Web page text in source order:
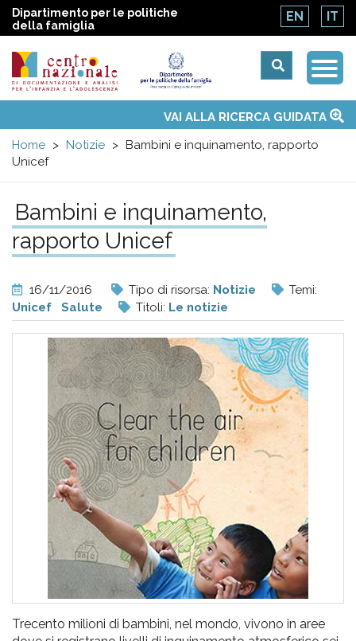
Dipartimento per le politiche
della famiglia
EN IT
Centro
nazionale
di
Documentazione
e
analisi
pr
l'infanzia
l'adolescenza
menu
Temi
Attività
Convenzione ONUVAI ALLA RICERCA GUIDATA
Home
Notizie
Bambini e inquinamento, rapporto
Unicef
Bambini e inquinamento,
rapporto Unicef
16/11/2016 Tipo di risorsa: Notizie
Temi:
Unicef
Salute Titoli: Le notizie
Trecento milioni di bambini, nel mondo, vivono in aree